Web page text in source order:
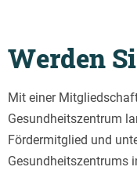
Werden
Mit einer
Gesundheitszentrum
Fördermitglied und
Gesundheitszentrums